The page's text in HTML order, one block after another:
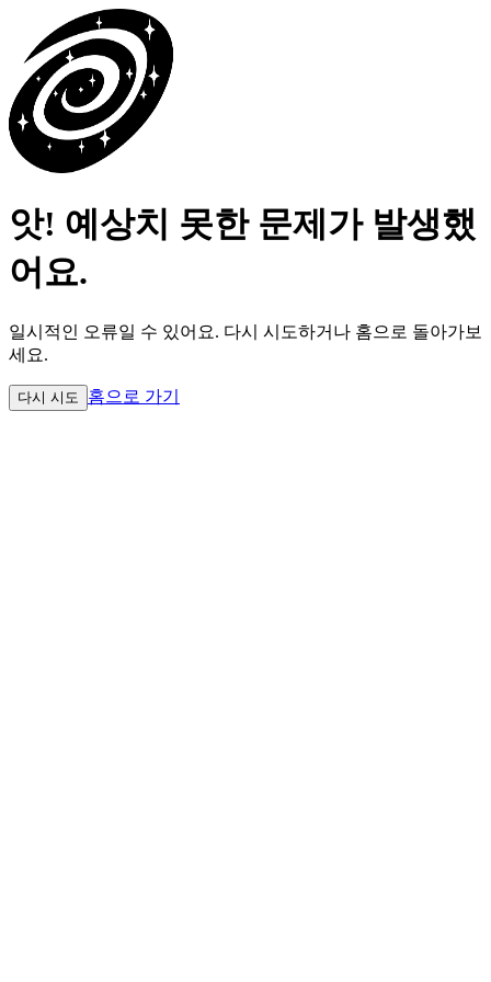
앗! 예상치 못한 문제가 발생했
어요.
일시적인 오류일 수 있어요. 다시 시도하거나 홈으로 돌아가보
세요.
다시 시도 홈으로 가기